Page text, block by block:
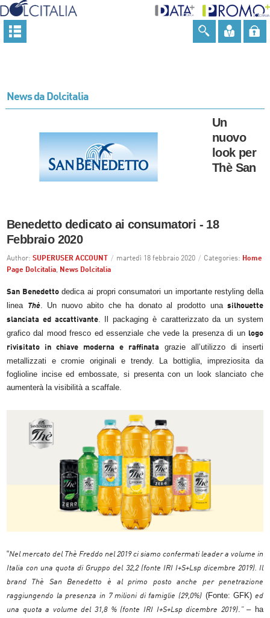
News da Dolcitalia
Un
nuovo
look per
Thè San
Benedetto dedicato ai consumatori - 18
Febbraio 2020
Author: SUPERUSER ACCOUNT / martedì 18 febbraio 2020 / Categories: Home
Page Dolcitalia, News Dolcitalia
San Benedettodedica ai propri consumatori un importante restyling della
linea
Thè. Un nuovo abito che ha donato al prodotto unasilhouette
slanciata ed accattivante. Il packaging è caratterizzato da un system
grafico dal mood fresco ed essenziale che vede la presenza di unlogo
rivisitato in chiave moderna e raffinata
grazie all’utilizzo di inserti
metallizzati e cromie originali e trendy. La bottiglia, impreziosita da
foglioline incise ed embossate, si presenta con un look slanciato che
aumenterà la visibilità a scaffale.
“Nel mercato del Thè Freddo nel 2019 ci siamo confermati leader a volume in
Italia con una quota di Gruppo del 32,2 (fonte IRI I+S+Lsp dicembre 2019).Il
brand Thè San Benedetto è al primo posto anche per penetrazione
raggiungendo la presenza in 7 milioni di famiglie (29,0%) (Fonte: GFK) ed
una quota a volume del 31,8 % (fonte IRI I+S+Lsp dicembre 2019). ”– ha